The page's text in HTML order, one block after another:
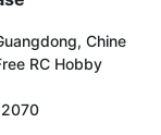
Chine
RC Hobby